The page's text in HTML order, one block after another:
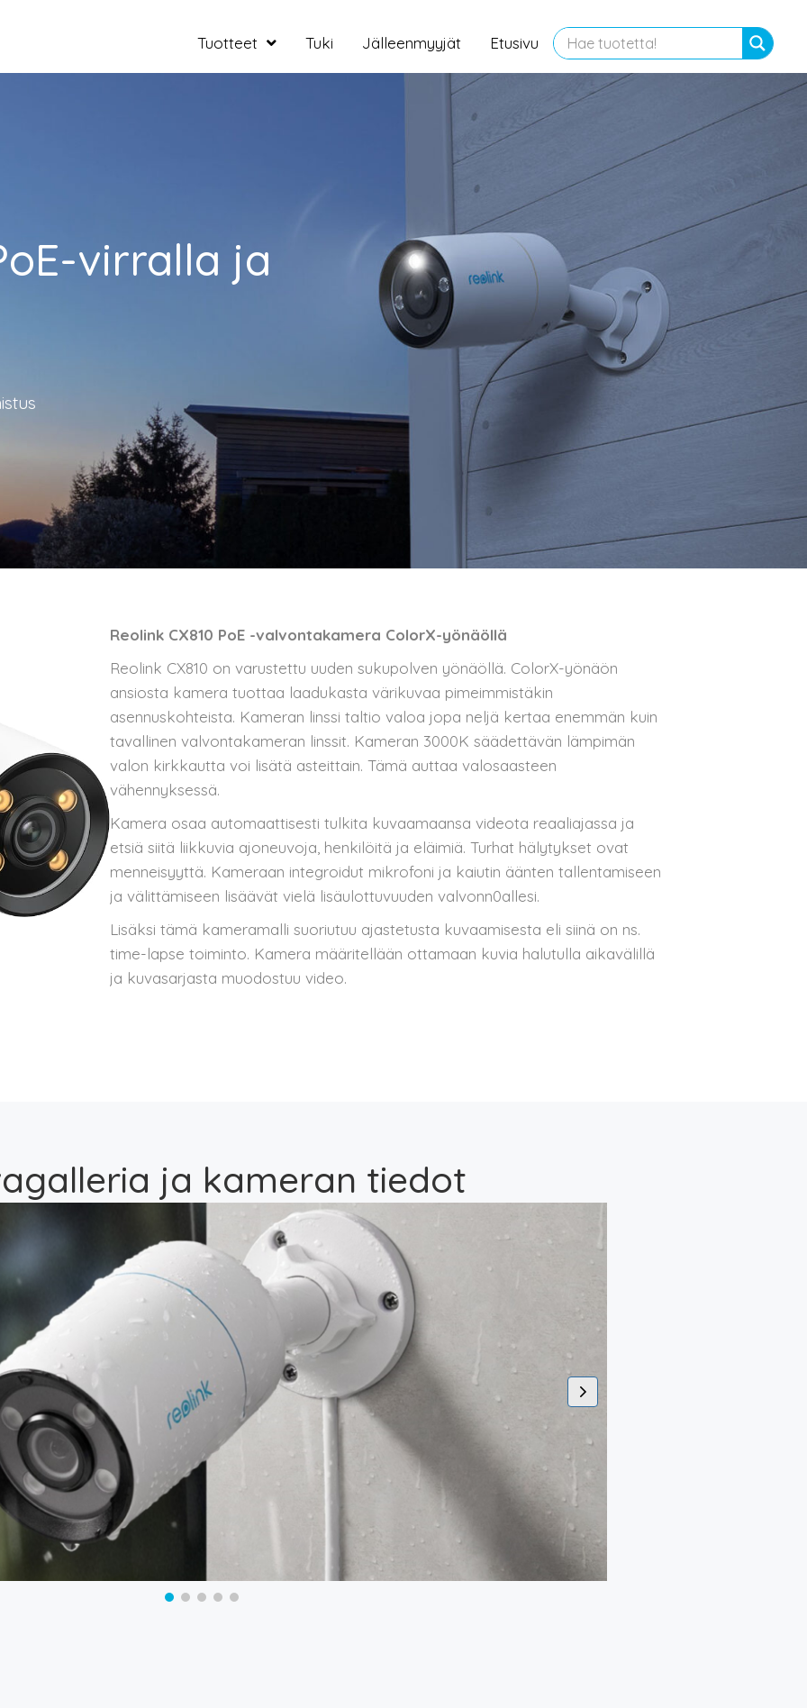
Tuotteet Tuki Jälleenmyyjät Etusivu
virralla ja
Reolink CX810 PoE -valvontakamera ColorX-yönäöllä
Reolink CX810 on varustettu uuden sukupolven yönäöllä. ColorX-yönäön
ansiosta kamera tuottaa laadukasta värikuvaa pimeimmistäkin
asennuskohteista. Kameran linssi taltio valoa jopa neljä kertaa enemmän kuin
tavallinen valvontakameran linssit. Kameran 3000K säädettävän lämpimän
valon kirkkautta voi lisätä asteittain. Tämä auttaa valosaasteen
vähennyksessä.
Kamera osaa automaattisesti tulkita kuvaamaansa videota reaaliajassa ja
etsiä siitä liikkuvia ajoneuvoja, henkilöitä ja eläimiä. Turhat hälytykset ovat
menneisyyttä. Kameraan integroidut mikrofoni ja kaiutin äänten tallentamiseen
ja välittämiseen lisäävät vielä lisäulottuvuuden valvonn0allesi.
Lisäksi tämä kameramalli suoriutuu ajastetusta kuvaamisesta eli siinä on ns.
time-lapse toiminto. Kamera määritellään ottamaan kuvia halutulla aikavälillä
ja kuvasarjasta muodostuu video.
ja kameran tiedot